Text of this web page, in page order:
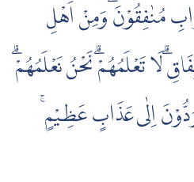
مُنٰفِقُوْنَ ۗوَمِنْ اَهْلِ
لَا تَعْلَمُهُمْۗ نَحْنُ نَعْلَمُهُمْۗ
اِلٰى عَذَابٍ عَظِيْمٍ